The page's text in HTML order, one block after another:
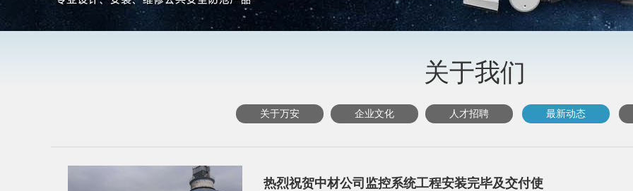
关于我们
关于万安 企业文化 人才招聘 最新动态
热烈祝贺中材公司监控系统工程安装完毕及交付使